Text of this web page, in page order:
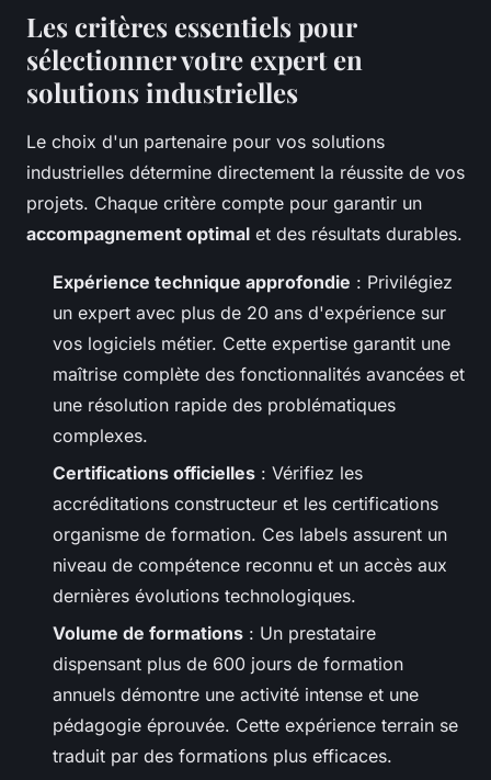
Les critères essentiels pour
sélectionner votre expert en
solutions industrielles
Le choix d'un partenaire pour vos solutions
industrielles détermine directement la réussite de vos
projets. Chaque critère compte pour garantir un
accompagnement optimal et des résultats durables.
Expérience technique approfondie : Privilégiez
un expert avec plus de 20 ans d'expérience sur
vos logiciels métier. Cette expertise garantit une
maîtrise complète des fonctionnalités avancées et
une résolution rapide des problématiques
complexes.
Certifications officielles : Vérifiez les
accréditations constructeur et les certifications
organisme de formation. Ces labels assurent un
niveau de compétence reconnu et un accès aux
dernières évolutions technologiques.
Volume de formations : Un prestataire
dispensant plus de 600 jours de formation
annuels démontre une activité intense et une
pédagogie éprouvée. Cette expérience terrain se
traduit par des formations plus efficaces.